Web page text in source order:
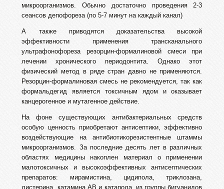
микроорганизмов. Обычно достаточно проведения 2-3
сеансов депофореза (по 5-7 минут на каждый канал)
А также приводятся доказательства высокой
эффективности применения трансканального
ультрафонофореза резорцин-формалиновой смеси при
лечении хронического периодонтита. Однако этот
физический метод в ряде стран давно не применяются.
Резорцин-формалиновая смесь не рекомендуется, так как
формальдегид является токсичным ядом и оказывает
канцерогенное и мутагенное действие.
На фоне существующих антибактериальных средств
особую ценность приобретают антисептики, эффективно
воздействующие на антибиотикорезистентные штаммы
микроорганизмов. За последние десять лет в различных
областях медицины накоплен материал о применении
мало­токсичных и высокоэффективных антисептических
препаратов: мирамистина, цидипола, триклозана,
листерина, катамина АВ и катапола, из группы бигуанидов